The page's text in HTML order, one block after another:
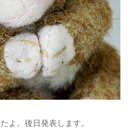
よ。後日発表します。